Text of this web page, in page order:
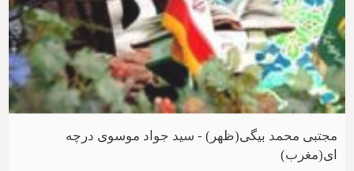
مجتبی محمد بیگی(ظهر) - سید جواد موسوی درچه
ای(مغرب)